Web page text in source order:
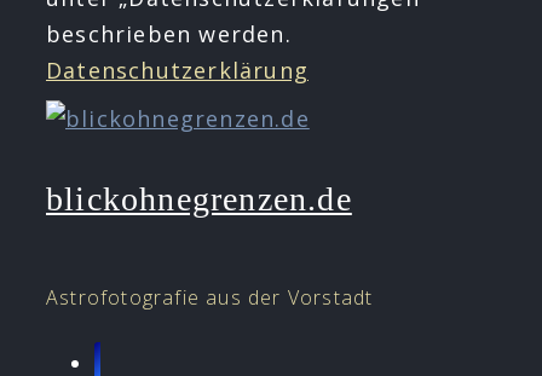
beschrieben werden.
Datenschutzerklärung
blickohnegrenzen.de
Astrofotografie aus der Vorstadt